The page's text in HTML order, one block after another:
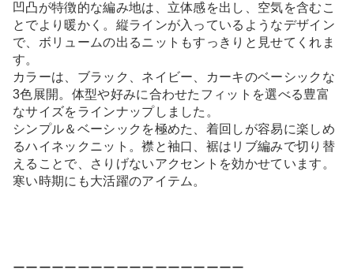
凹凸が特徴的な編み地は、立体感を出し、空気を含むこ
とでより暖かく。縦ラインが入っているようなデザイン
で、ボリュームの出るニットもすっきりと見せてくれま
す。
カラーは、ブラック、ネイビー、カーキのベーシックな
3色展開。体型や好みに合わせたフィットを選べる豊富
なサイズをラインナップしました。
シンプル＆ベーシックを極めた、着回しが容易に楽しめ
るハイネックニット。襟と袖口、裾はリブ編みで切り替
えることで、さりげないアクセントを効かせています。
寒い時期にも大活躍のアイテム。
ーーーーーーーーーーーーーーーーーー